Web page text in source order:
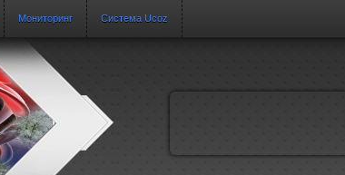
Мониторинг Система Ucoz